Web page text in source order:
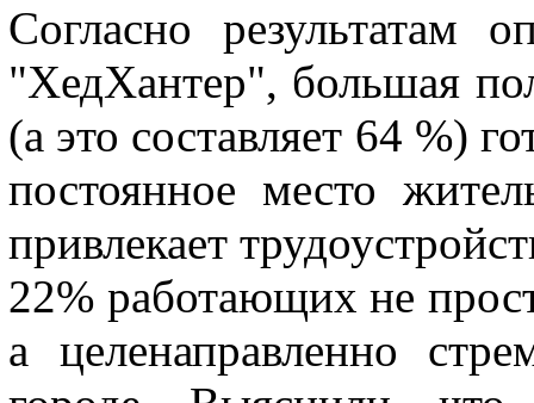
Согласно результатам
"ХедХантер", большая
(а это составляет 64 %)
постоянное место
привлекает
22% работающих не
а целенаправленно